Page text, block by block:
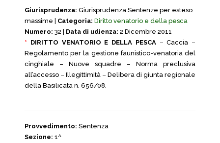
Giurisprudenza: Giurisprudenza Sentenze per esteso
massime | Categoria: Diritto venatorio e della pesca
Numero: 32 | Data di udienza: 2 Dicembre 2011
* DIRITTO VENATORIO E DELLA PESCA– Caccia –
Regolamento per la gestione faunistico-venatoria del
cinghiale – Nuove squadre – Norma preclusiva
all’accesso – Illegittimità – Delibera di giunta regionale
della Basilicata n. 656/08.
Provvedimento: Sentenza
Sezione: 1^